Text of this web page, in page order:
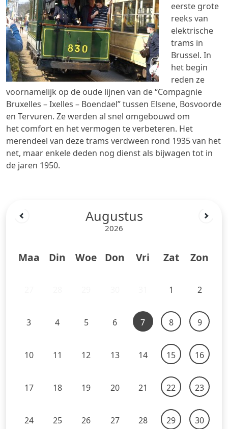
eerste grote
reeks van
elektrische
trams in
Brussel. In
het begin
reden ze
voornamelijk op de oude lijnen van de “Compagnie
Bruxelles – Ixelles – Boendael” tussen Elsene, Bosvoorde
en Tervuren. Ze werden al snel omgebouwd om
het comfort en het vermogen te verbeteren. Het
merendeel van deze trams verdween rond 1935 van het
net, maar enkele deden nog dienst als bijwagen tot in
de jaren 1950.
Augustus
2026
Maa Din Woe Don Vri Zat Zon
1 2
3 4 5 6 7 8 9
10 11 12 13 14 15 16
17 18 19 20 21 22 23
24 25 26 27 28 29 30